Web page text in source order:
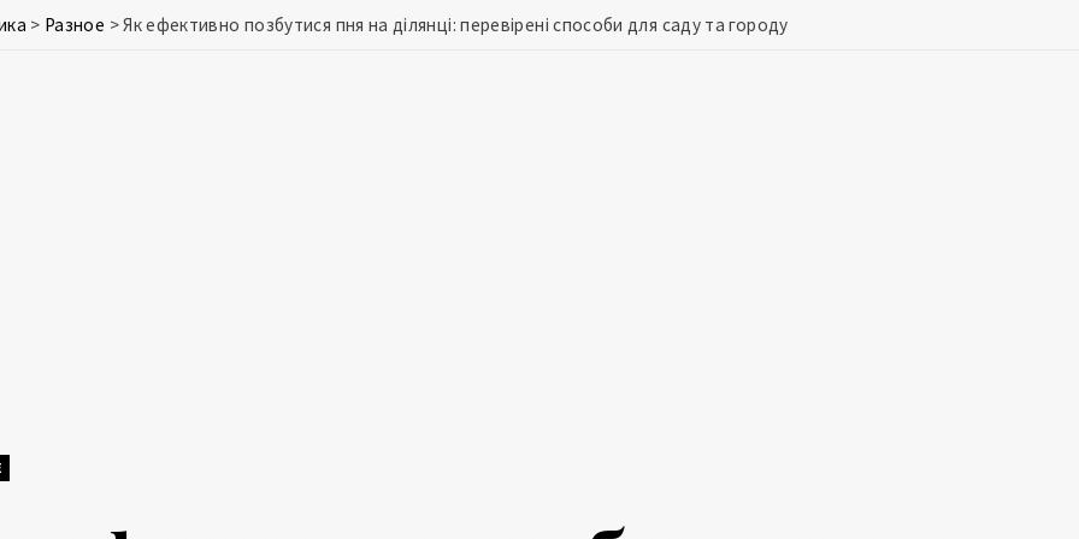
> Разное >Як ефективно позбутися пня на ділянці: перевірені способи для саду та городу